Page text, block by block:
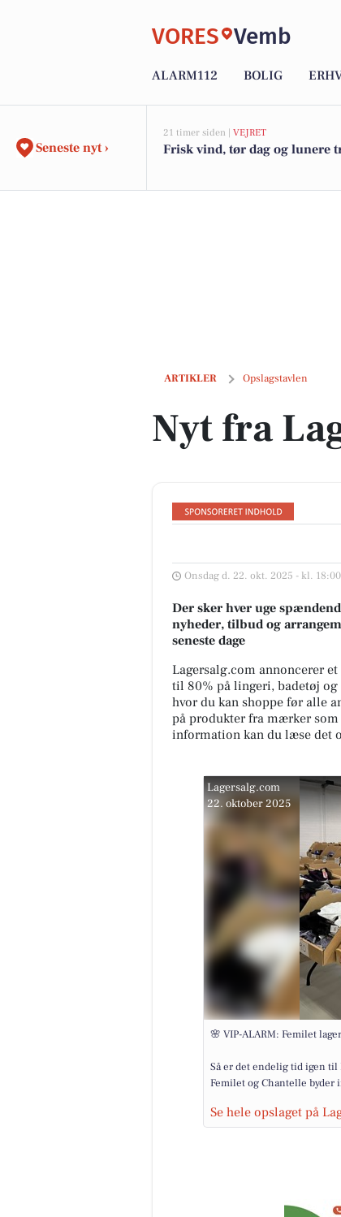
VORES Vemb
ALARM112 BOLIG
Seneste nyt ›
21 timer siden | VEJRET
Frisk vind, tør dag og lunere
ARTIKLER Opslagstavlen
Nyt fra Lagersalg.com
Nyt fra
Onsdag d. 22. okt. 2025 - kl. 18:00
Der sker hver uge
nyheder, tilbud og
seneste dage
Lagersalg.com annoncerer
til 80% på lingeri, badetøj
hvor du kan shoppe før alle
på produkter fra mærker som
information kan du læse det
Lagersalg.com
22. oktober 2025
🌸 VIP-ALARM: Femilet
Så er det endelig tid igen til
Femilet og Chantelle
Se hele opslaget på